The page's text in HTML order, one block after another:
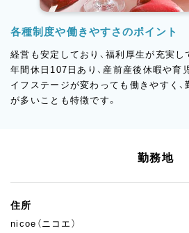
各種制度や働きやすさのポイント
経営も安定しており、福利厚生が充実し
年間休日107日あり、産前産後休暇や育
イフステージが変わっても働きやすく
が多いことも特徴です。
勤務地
住所
nicoe（ニコエ）